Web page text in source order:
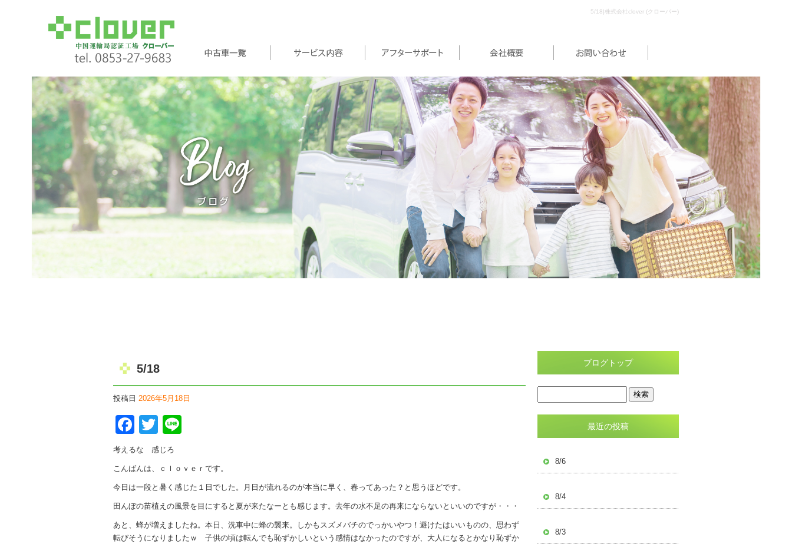
5/18|株式会社clover (クローバー)
5/18
投稿日 2026年5月18日
Facebook
Twitter
考えるな 感じろ
こんばんは、ｃｌｏｖｅｒです。
今日は一段と暑く感じた１日でした。月日が流れるのが本当に早く、春ってあった？と思うほどです。
田んぼの苗植えの風景を目にすると夏が来たなーとも感じます。去年の水不足の再来にならないといいのですが・・・
あと、蜂が増えましたね。本日、洗車中に蜂の襲来。しかもスズメバチのでっかいやつ！避けたはいいものの、思わず
転びそうになりましたｗ 子供の頃は転んでも恥ずかしいという感情はなかったのですが、大人になるとかなり恥ずか
ブログトップ
最近の投稿
8/6
8/4
8/3